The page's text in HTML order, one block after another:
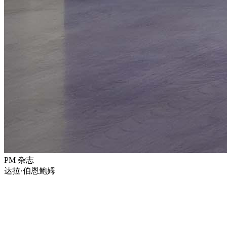
PM 杂志
达拉·伯恩鲍姆